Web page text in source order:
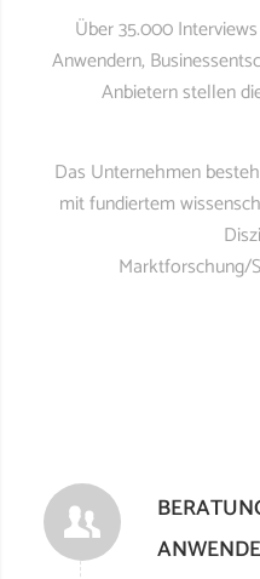
Über 35.000
Anwendern,
Anbietern stellen
Das Unternehmen
mit fundiertem
Marktforschung/